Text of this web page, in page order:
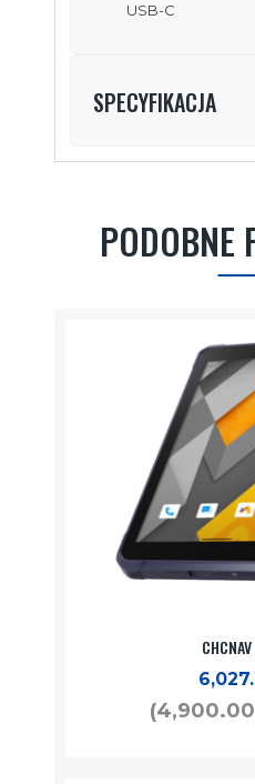
USB-C
SPECYFIKACJA
PODOBNE
(4,900.00